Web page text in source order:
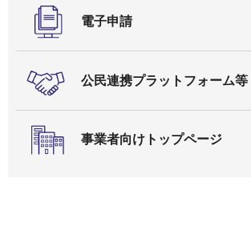
電子申請
公民連携プラットフォーム等
事業者向けトップページ